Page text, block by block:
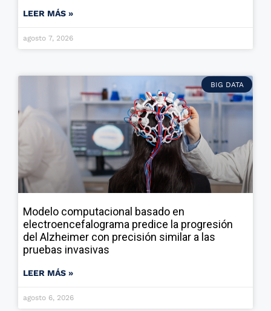
LEER MÁS »
agosto 7, 2026
BIG DATA
Modelo computacional basado en
electroencefalograma predice la progresión
del Alzheimer con precisión similar a las
pruebas invasivas
LEER MÁS »
agosto 6, 2026